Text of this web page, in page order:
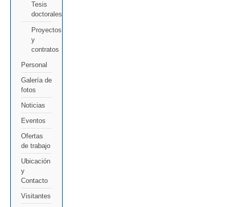
Tesis
doctorales
Proyectos
y
contratos
Personal
Galería de
fotos
Noticias
Eventos
Ofertas
de trabajo
Ubicación
y
Contacto
Visitantes